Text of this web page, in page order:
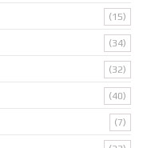
(15)
(34)
(32)
(40)
(7)